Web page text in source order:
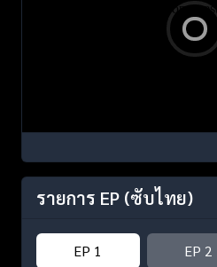
รายการ EP (ซับไทย)
EP 1 EP 2